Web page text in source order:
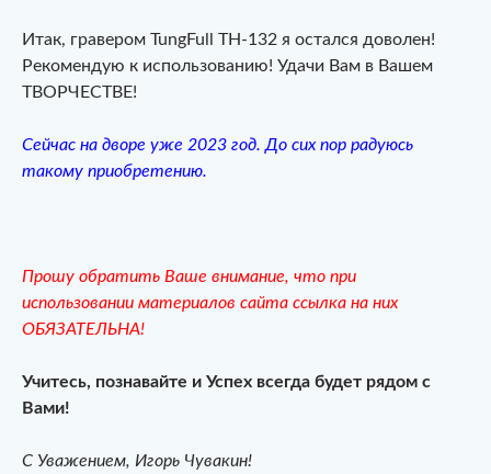
Итак, гравером TungFull TH-132 я остался доволен!
Рекомендую к использованию! Удачи Вам в Вашем
ТВОРЧЕСТВЕ!
Сейчас на дворе уже 2023 год. До сих пор радуюсь
такому приобретению.
Прошу обратить Ваше внимание, что при
использовании материалов сайта ссылка на них
ОБЯЗАТЕЛЬНА!
Учитесь, познавайте и Успех всегда будет рядом с
Вами!
С Уважением, Игорь Чувакин!